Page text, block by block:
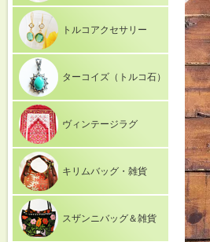
トルコアクセサリー
ターコイズ（トルコ石）
ヴィンテージラグ
キリムバッグ・雑貨
スザンニバッグ＆雑貨